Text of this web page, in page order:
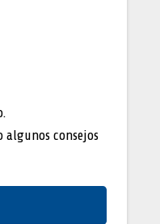
consejos